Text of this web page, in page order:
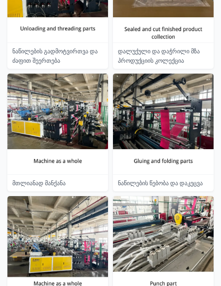
ნაწილების გადმოტვირთვა და
ძაფით შეერთება
დალუქული და დაჭრილი მზა
პროდუქციის კოლექცია
მთლიანად მანქანა ნაწილების წებობა და დაკეცვა